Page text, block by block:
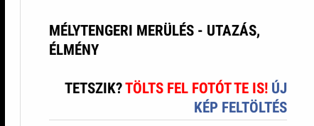
MÉLYTENGERI MERÜLÉS - UTAZÁS,
ÉLMÉNY
TETSZIK?TÖLTS FEL FOTÓT TE IS! ÚJ
KÉP FELTÖLTÉS